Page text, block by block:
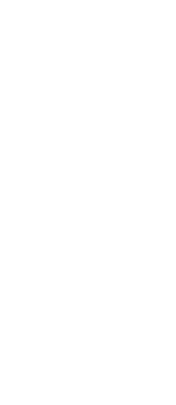
での取引実績があります
のではありません
以内＆設定した発送日数内に発送してい
以内に発送しています
数内に発送しています